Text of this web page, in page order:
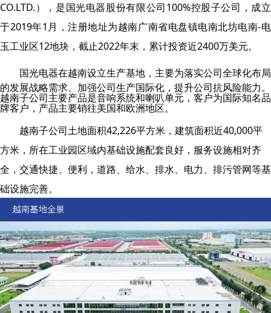
CO.LTD.），是国光电器股份有限公司100%控股子公司，成立
于2019年1月，注册地址为越南广南省电盘镇电南北坊电南-电
玉工业区12地块，截止2022年末，累计投资近2400万美元。
国光电器在越南设立生产基地，主要为落实公司全球化布局
的发展战略需求、加强公司生产国际化，提升公司抗风险能力。
越南子公司主要产品是音响系统和喇叭单元，客户为国际知名品
牌客户，产品主要销往美国和欧洲地区。
越南子公司土地面积42,226平方米，建筑面积近40,000平
方米，所在工业园区域内基础设施配套良好，服务设施相对齐
全，交通快捷、便利，道路、给水、排水、电力、排污管网等基
础设施完善。